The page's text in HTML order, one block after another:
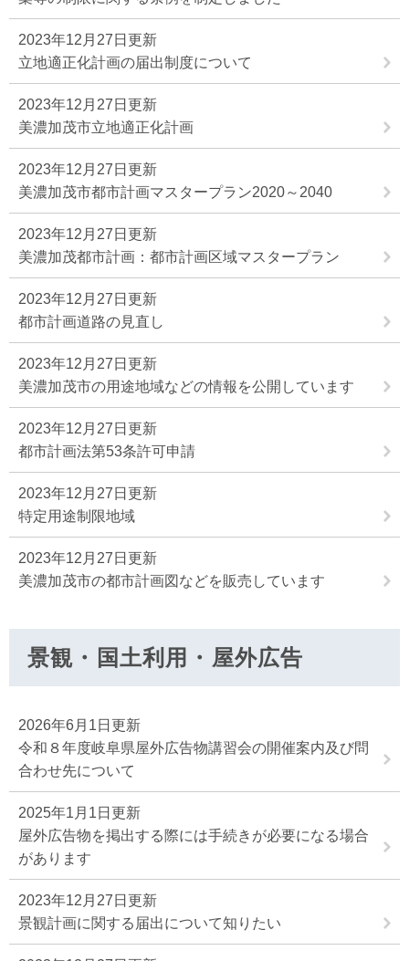
2023年12月27日更新
立地適正化計画の届出制度について
2023年12月27日更新
美濃加茂市立地適正化計画
2023年12月27日更新
美濃加茂市都市計画マスタープラン2020～2040
2023年12月27日更新
美濃加茂都市計画：都市計画区域マスタープラン
2023年12月27日更新
都市計画道路の見直し
2023年12月27日更新
美濃加茂市の用途地域などの情報を公開しています
2023年12月27日更新
都市計画法第53条許可申請
2023年12月27日更新
特定用途制限地域
2023年12月27日更新
美濃加茂市の都市計画図などを販売しています
景観・国土利用・屋外広告
2026年6月1日更新
令和８年度岐阜県屋外広告物講習会の開催案内及び問
合わせ先について
2025年1月1日更新
屋外広告物を掲出する際には手続きが必要になる場合
があります
2023年12月27日更新
景観計画に関する届出について知りたい